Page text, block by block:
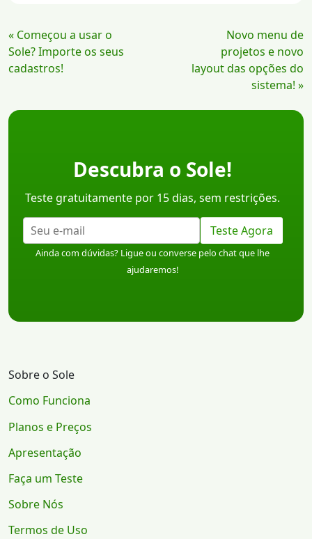
Continue
Lendo
« Começou a usar o
Sole? Importe os seus
cadastros!
Novo menu de
projetos e novo
layout das opções do
sistema! »
Descubra o Sole!
Teste gratuitamente por 15 dias, sem restrições.
Teste Agora
Ainda com dúvidas? Ligue ou converse pelo chat que lhe
ajudaremos!
Sobre o Sole
Como Funciona
Planos e Preços
Apresentação
Faça um Teste
Sobre Nós
Termos de Uso